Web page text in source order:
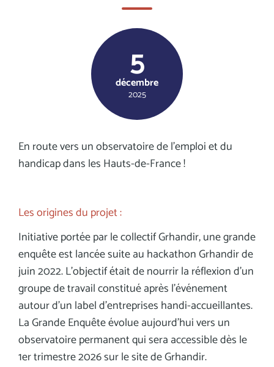
5
décembre
2025
En route vers un observatoire de l’emploi et du
handicap dans les Hauts-de-France !
Les origines du projet :
Initiative portée par le collectif Grhandir, une grande
enquête est lancée suite au hackathon Grhandir de
juin 2022. L’objectif était de nourrir la réflexion d’un
groupe de travail constitué après l'événement
autour d’un label d’entreprises handi-accueillantes.
La Grande Enquête évolue aujourd’hui vers un
observatoire permanent qui sera accessible dès le
1er trimestre 2026 sur le site de Grhandir.